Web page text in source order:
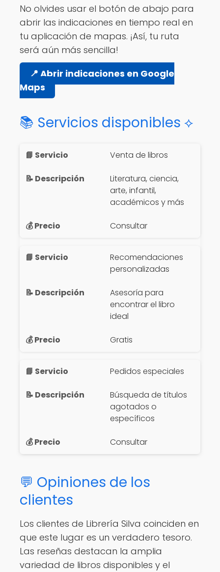
No olvides usar el botón de abajo para
abrir las indicaciones en tiempo real en
tu aplicación de mapas. ¡Así, tu ruta
será aún más sencilla!
📍 Abrir indicaciones en Google
Maps
📚 Servicios disponibles ⟡
Venta de libros
Literatura, ciencia,
arte, infantil,
académicos y más
Consultar
Recomendaciones
personalizadas
Asesoría para
encontrar el libro
ideal
Gratis
Pedidos especiales
Búsqueda de títulos
agotados o
específicos
Consultar
💬 Opiniones de los
clientes
Los clientes de Librería Silva coinciden en
que este lugar es un verdadero tesoro.
Las reseñas destacan la amplia
variedad de libros disponibles y el